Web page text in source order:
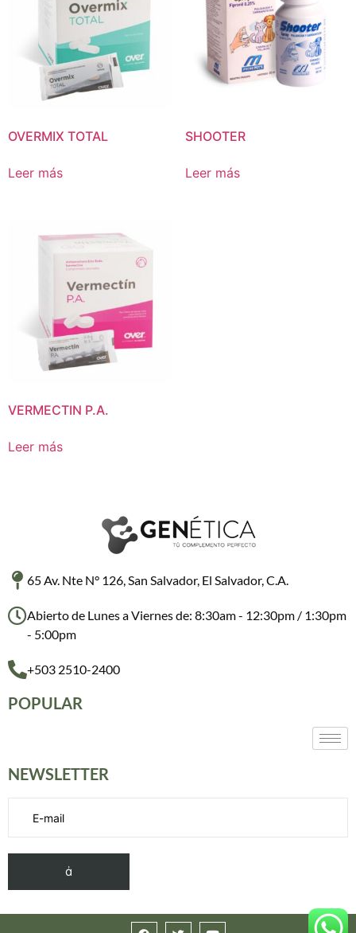
OVERMIX TOTAL
Leer más
SHOOTER
Leer más
VERMECTIN P.A.
Leer más
65 Av. Nte N° 126, San Salvador, El Salvador, C.A.
Abierto de Lunes a Viernes de: 8:30am - 12:30pm / 1:30pm
- 5:00pm
+503 2510-2400
POPULAR
NEWSLETTER